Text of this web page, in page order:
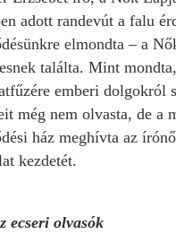
adott randevút a falu
elmondta – a
találta. Mint
emberi dolgokról
még nem olvasta, de a
ház meghívta az
kezdetét.
ecseri olvasók